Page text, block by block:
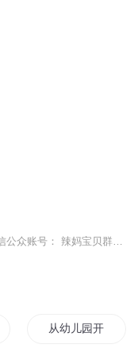
从幼儿园开始修仙